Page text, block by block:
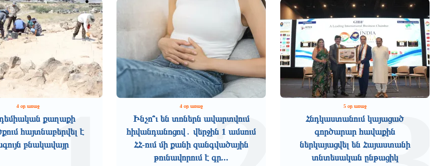
4 օր առաջ
քաղաքի
հայտնաբերվել է
բնակավայր
4 օր առաջ
Ինչո՞ւ են տոներն ավարտվում
հիվանդանոցով․ վերջին 1 ամսում
ՀՀ-ում մի քանի զանգվածային
թունավորում է գր...
5 օր առաջ
Հնդկաստանում կայացած
գործարար հավաքին
ներկայացվել են Հայաստանի
տնտեսական ընթացիկ